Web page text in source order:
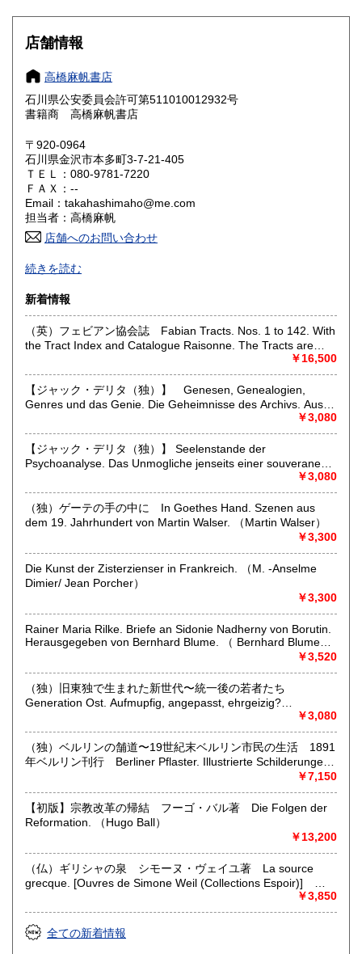
大阪府
奈良県
鳥取県 460円 島根県
岡山県
山口県 460円
香川県 460円
高知県 460円
佐賀県
熊本県 460円 大分県 460円
宮崎県 460円 鹿児島県 460円
沖縄県 460円
店舗情報
高橋麻帆書店
石川県公安委員会許可第511010012932号
書籍商 高橋麻帆書店
〒920-0964
石川県金沢市本多町3-7-21-405
ＴＥＬ：080-9781-7220
ＦＡＸ：--
Email：takahashimaho@me.com
担当者：高橋麻帆
店舗へのお問い合わせ
ドイツ・オーストリアを中心とする西洋の文化とその受容に
かかわる古書籍、 文学、哲学、芸術、書誌、博物誌、地誌学
店舗はありませんが、現在、香林坊東急スクエア２階ヴィン
テージマーケット内で出店しております。開店時間；10:00-
20:00 住所；石川県金沢市香林坊２丁目１−１
https://takahashima.thebase.in/blog/2026/02/04/230224
Specialities;
German and austrian old and rare books, published in
architecture, music, photography, dance, theater, natural
science, travel and decorative arts (books and prints).
沿線名：-
最寄駅：-
営業時間：出張に出ております際にはご対応が遅くなること
があります。小規模の経営体制です。ご理解いただけますよ
うお願いいたします。
定休日：-
買い取りのご相談お待ちしております。
弊店は洋書が専門ですので、特に洋書のご整理をお考えの方
取り扱い分野
哲学宗教、美術工芸、外国文学、外国書、古書一般（その
続きを読む
新着情報
（英）フェビアン協会誌 Fabian Tracts. Nos. 1 to 142. With
the Tract Index and Catalogue Raisonne. The Tracts are
bound in oder of Number, Those Missing are out of Print or
1909.. To be Obtained at The Fabian Office, 3 Clement's Inn,
Stand, W. G.5 7 13 14 15 20 23 28 29 32 37 38 40 4142 44
45 48 51 54 62 64 69 70 72 75 78 79 82 83 84 85 86 87 90
91 92 93 94 95 97 98 99 102 104 107 108 109 111 112 113
115 116 118 119 121 122 123 124 126 127 128 129 130
131 132 133 134 135 136 137 138 139 140 141 142
￥16,500
【ジャック・デリタ（独）】 Genesen, Genealogien,
Genres und das Genie. Die Geheimnisse des Archivs. Aus
dem Franzosischen von Markus Sedlaczek. Herausgegeben
￥3,080
【ジャック・デリタ（独）】 Seelenstande der
Psychoanalyse. Das Unmogliche jenseits einer souveranen
Sorbonne in Paris. Aus dem Franzosischen von Hans- Dieter
Gondek. （Jacques Derrida）
￥3,080
（独）ゲーテの手の中に In Goethes Hand. Szenen aus
dem 19. Jahrhundert von Martin Walser. （Martin Walser）
￥3,300
Die Kunst der Zisterzienser in Frankreich. （M. -Anselme
Dimier/ Jean Porcher）
￥3,300
Rainer Maria Rilke. Briefe an Sidonie Nadherny von Borutin.
Herausgegeben von Bernhard Blume. （ Bernhard Blume
￥3,520
（独）旧東独で生まれた新世代〜統一後の若者たち
Generation Ost. Aufmupfig, angepasst, ehrgeizig?
Jugendliche nach der Wende. Zwolf Selbstaussagen. Mit
Billerbeck）
￥3,080
（独）ベルリンの舗道〜19世紀末ベルリン市民の生活 1891
年ベルリン刊行 Berliner Pflaster. Illustrierte Schilderungen
(hg.)）
￥7,150
【初版】宗教改革の帰結 フーゴ・バル著 Die Folgen der
Reformation. （Hugo Ball）
￥13,200
（仏）ギリシャの泉 シモーヌ・ヴェイユ著 La source
grecque. [Ouvres de Simone Weil (Collections Espoir)]
￥3,850
全ての新着情報